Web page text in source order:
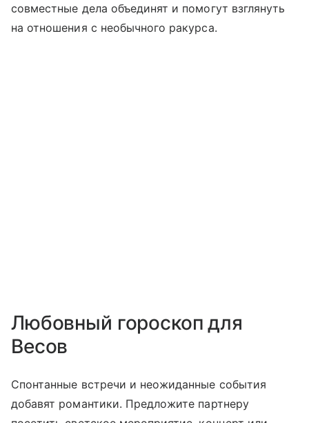
совместные дела объединят и помогут взглянуть
на отношения с необычного ракурса.
Любовный гороскоп для
Весов
Спонтанные встречи и неожиданные события
добавят романтики. Предложите партнеру